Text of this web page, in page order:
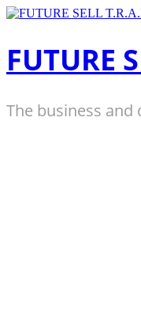
Zum
FUTURE
The business